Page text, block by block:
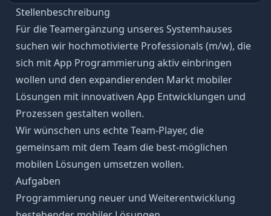
Stellenbeschreibung
Für die Teamergänzung unseres Systemhauses
suchen wir hochmotivierte Professionals (m/w), die
sich mit App Programmierung aktiv einbringen
wollen und den expandierenden Markt mobiler
Lösungen mit innovativen App Entwicklungen und
Prozessen gestalten wollen.
Wir wünschen uns echte Team-Player, die
gemeinsam mit dem Team die best-möglichen
mobilen Lösungen umsetzen wollen.
Aufgaben
Programmierung neuer und Weiterentwicklung